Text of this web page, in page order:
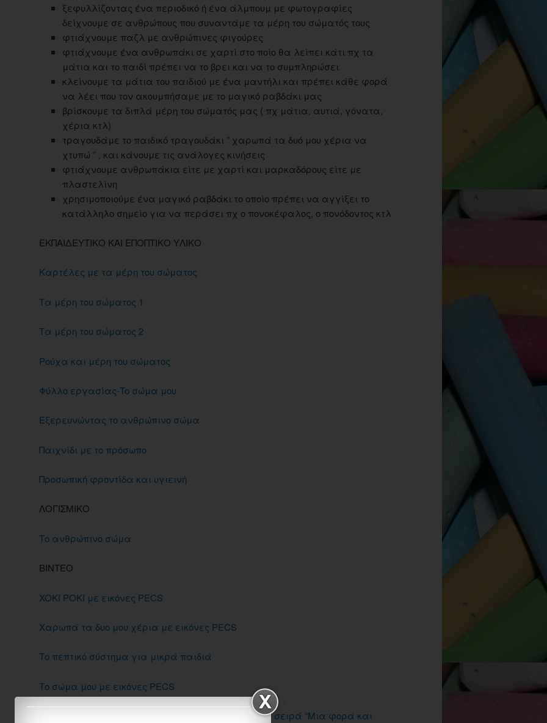
ξεφυλλίζοντας ένα περιοδικό ή ένα άλμπουμ με φωτογραφίες
δείχνουμε σε ανθρώπους που συναντάμε τα μέρη του σώματός τους
φτιάχνουμε παζλ με ανθρώπινες φιγούρες
φτιάχνουμε ένα ανθρωπάκι σε χαρτί στο ποίο θα λείπει κάτι πχ τα
μάτια και το παιδί πρέπει να το βρει και να το συμπληρώσει
κλείνουμε τα μάτια του παιδιού με ένα μαντήλι και πρέπει κάθε φορά
να λέει που τον ακουμπήσαμε με το μαγικό ραβδάκι μας
βρίσκουμε τα διπλά μέρη του σώματός μας ( πχ μάτια, αυτιά, γόνατα,
χέρια κτλ)
τραγουδάμε το παιδικό τραγουδάκι ” χαρωπά τα δυό μου χέρια να
χτυπώ ” , και κάνουμε τις ανάλογες κινήσεις
φτιάχνουμε ανθρωπάκια είτε με χαρτί και μαρκαδόρους είτε με
πλαστελίνη
χρησιμοποιούμε ένα μαγικό ραβδάκι το οποίο πρέπει να αγγίξει το
κατάλληλο σημείο για να περάσει πχ ο πονοκέφαλος, ο πονόδοντος κτλ
ΕΚΠΑΙΔΕΥΤΙΚΟ ΚΑΙ ΕΠΟΠΤΙΚΟ ΥΛΙΚΟ
Καρτέλες με τα μέρη του σώματος
Tα μέρη του σώματος 1
Τα μέρη του σώματος 2
Ρούχα και μέρη του σώματος
Φύλλο εργασίας-To σώμα μου
Εξερευνώντας το ανθρώπινο σώμα
Παιχνίδι με το πρόσωπο
Προσωπική φροντίδα και υγιεινή
ΛΟΓΙΣΜΙΚΟ
Το ανθρώπινο σώμα
ΒΙΝΤΕΟ
XOKI POKI με εικόνες PECS
Χαρωπά τα δυο μου χέρια με εικόνες PECS
Το πεπτικό σύστημα για μικρά παιδιά
Το σώμα μου με εικόνες PECS
Το ανθρώπινο σώμα: από την επιτυχημένη γαλλική σειρά “Μια φορά και